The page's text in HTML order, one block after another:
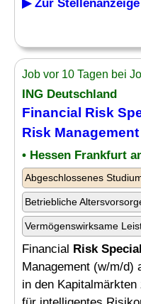
▶ Zur Stellenanzeige
Job vor 10 Tagen bei
ING Deutschland
Financial Risk
Risk
• Hessen Frankfurt
Abgeschlossenes
Betriebliche
Vermögenswirksame
Financial Risk
Management (w/m/d)
in den